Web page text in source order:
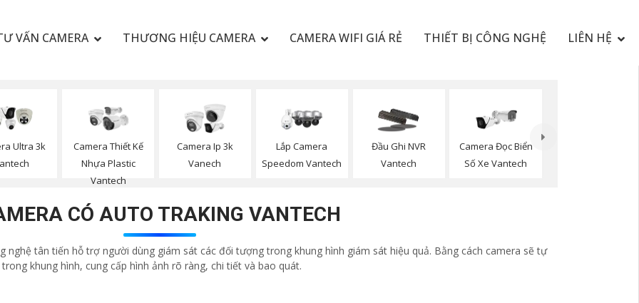
VẤN CAMERA THƯƠNG HIỆU CAMERA CAMERA WIFI GIÁ RẺ THIẾT BỊ CÔNG NGHỆ LIÊN HỆ
Ultra 3k
Camera Thiết Kế
Nhựa Plastic
Vantech
Camera Ip 3k
Vanech
Lắp Camera
Speedom Vantech
Đầu Ghi NVR
Vantech
Camera Đọc Biển
Số Xe Vantech
CÓ AUTO TRAKING VANTECH
nghệ tân tiến hỗ trợ người dùng giám sát các đối tượng trong khung hình giám sát hiệu quả. Bằng cách camera sẽ tự
khung hình, cung cấp hình ảnh rõ ràng, chi tiết và bao quát.